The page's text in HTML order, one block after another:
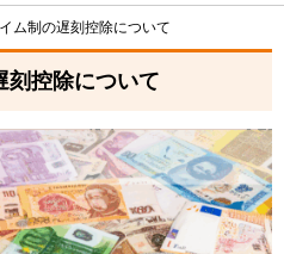
ム制の遅刻控除について
刻控除について